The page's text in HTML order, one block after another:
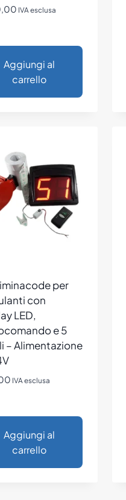
IVA esclusa
Aggiungi al
carrello
per
con
LED,
e 5
– Alimentazione
IVA esclusa
Aggiungi al
carrello